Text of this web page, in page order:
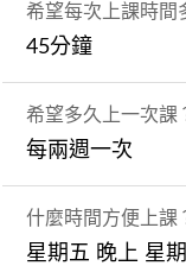
希望每次上課時間
45分鐘
希望多久上一次課
每兩週一次
什麼時間方便上課
星期五 晚上 星